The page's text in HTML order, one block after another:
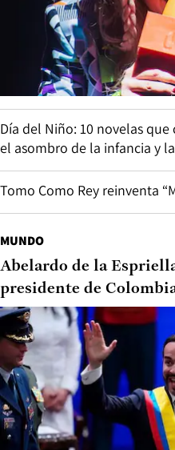
Día del Niño: 10 novelas
el asombro de la infancia y
Tomo Como Rey reinventa
MUNDO
Abelardo de la
presidente de